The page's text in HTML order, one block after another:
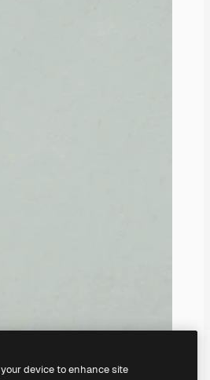
device to enhance site